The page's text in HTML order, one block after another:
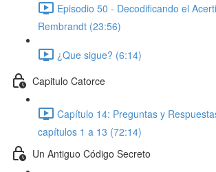
Episodio 50 - Decodificando el
Rembrandt (23:56)
¿Que sigue? (6:14)
Capitulo Catorce
Capítulo 14: Preguntas y
capítulos 1 a 13 (72:14)
Un Antiguo Código Secreto